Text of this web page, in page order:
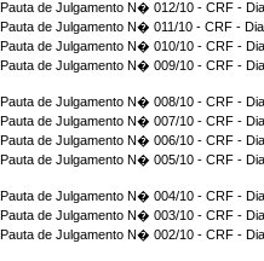
Pauta de Julgamento N� 012/10 - CRF -
Pauta de Julgamento N� 011/10 - CRF -
Pauta de Julgamento N� 010/10 - CRF -
Pauta de Julgamento N� 009/10 - CRF -
Pauta de Julgamento N� 008/10 - CRF -
Pauta de Julgamento N� 007/10 - CRF -
Pauta de Julgamento N� 006/10 - CRF -
Pauta de Julgamento N� 005/10 - CRF -
Pauta de Julgamento N� 004/10 - CRF -
Pauta de Julgamento N� 003/10 - CRF -
Pauta de Julgamento N� 002/10 - CRF -